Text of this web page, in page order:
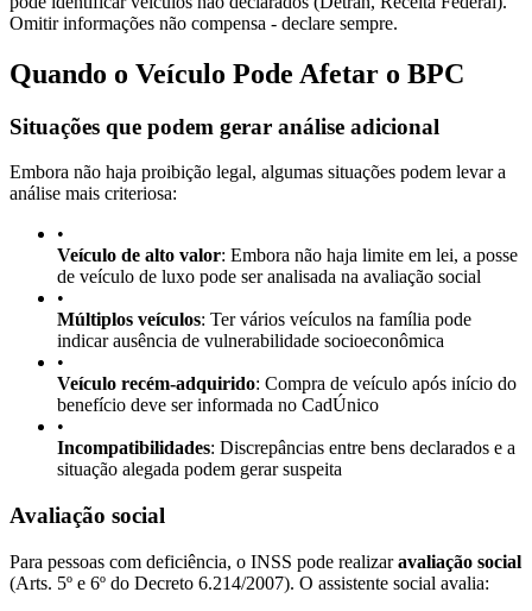
Omitir informações não compensa - declare sempre.
Quando o Veículo Pode Afetar o BPC
Situações que podem gerar análise adicional
Embora não haja proibição legal, algumas situações podem levar a
análise mais criteriosa:
•
Veículo de alto valor: Embora não haja limite em lei, a posse
de veículo de luxo pode ser analisada na avaliação social
•
Múltiplos veículos: Ter vários veículos na família pode
indicar ausência de vulnerabilidade socioeconômica
•
Veículo recém-adquirido: Compra de veículo após início do
benefício deve ser informada no CadÚnico
•
Incompatibilidades: Discrepâncias entre bens declarados e a
situação alegada podem gerar suspeita
Avaliação social
Para pessoas com deficiência, o INSS pode realizaravaliação social
(Arts. 5º e 6º do Decreto 6.214/2007). O assistente social avalia: